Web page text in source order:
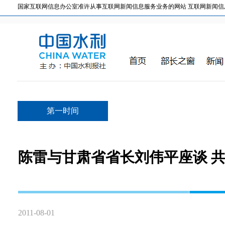
国家互联网信息办公室准许从事互联网新闻信息服务业务的网站 互联网新闻信
第一时间
陈雷与甘肃省省长刘伟平座谈
2011-08-01